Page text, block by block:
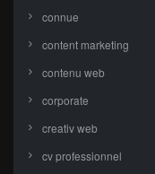
connue
content marketing
contenu web
corporate
creativ web
cv professionnel